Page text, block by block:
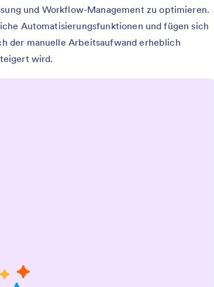
und Workflow-Management zu optimieren.
Automatisierungsfunktionen und fügen sich
der manuelle Arbeitsaufwand erheblich
wird.